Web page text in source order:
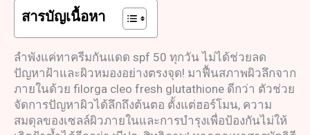
สารบัญเนื้อหา
ลำพังแค่ทาครีมกันแดด spf 50 ทุกวัน ไม่ได้ช่วยลด
ปัญหาฝ้าและผิวหมองอย่างตรงจุด! มาฟื้นสภาพผิวลึกจาก
ภายในด้วย filorga cleo fresh glutathione ดีกว่า ตัวช่วย
จัดการปัญหาผิวได้ลึกถึงต้นตอ ตั้งแต่ฮอร์โมน, ความ
สมดุลของเซลล์ผิวภายในและการบำรุงเพื่อป้องกันไม่ให้